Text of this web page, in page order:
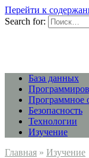
Перейти к
Search for:
База данных
Программное
Безопасность
Технологии
Изучение
Главная » Изучение